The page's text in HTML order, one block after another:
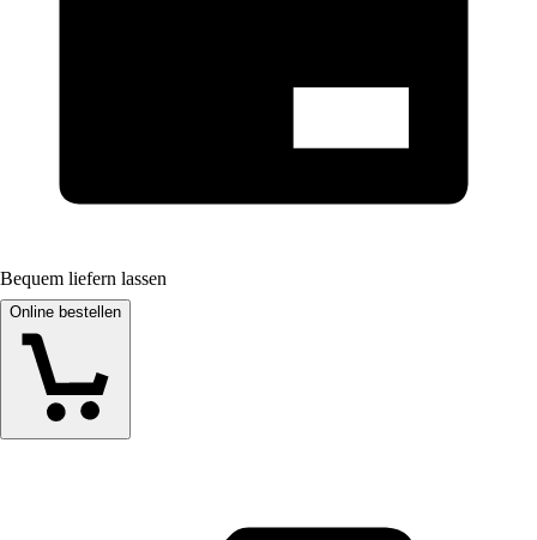
Bequem liefern lassen
Online bestellen